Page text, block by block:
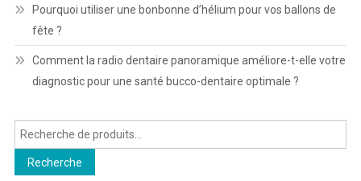
Pourquoi utiliser une bonbonne d’hélium pour vos ballons de
fête ?
Comment la radio dentaire panoramique améliore-t-elle votre
diagnostic pour une santé bucco-dentaire optimale ?
Recherche
pour :
Recherche